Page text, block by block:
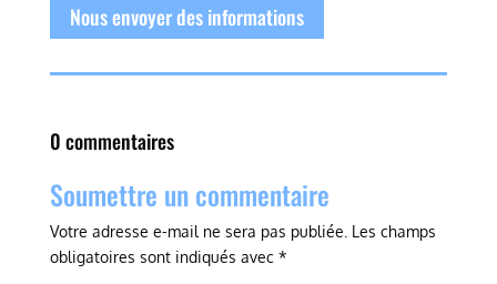
Nous envoyer des informations
0 commentaires
Soumettre un commentaire
Votre adresse e-mail ne sera pas publiée. Les champs
obligatoires sont indiqués avec *